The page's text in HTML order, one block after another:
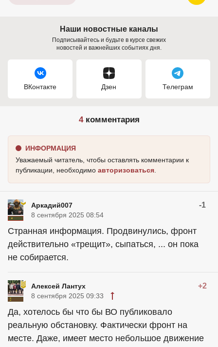
Наши новостные каналы
Подписывайтесь и будьте в курсе свежих
новостей и важнейших событиях дня.
ВКонтакте Дзен Телеграм
4комментария
ИНФОРМАЦИЯ
Уважаемый читатель, чтобы оставлять комментарии к
публикации, необходимо авторизоваться.
Аркадий007 -1
8 сентября 2025 08:54
Странная информация. Продвинулись, фронт
действительно «трещит», сыпаться, ... он пока
не собирается.
Алексей Лантух +2
8 сентября 2025 09:33
Да, хотелось бы что бы ВО публиковало
реальную обстановку. Фактически фронт на
месте. Даже, имеет место небольшое движение